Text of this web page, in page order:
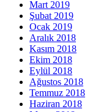
Mart 2019
Şubat 2019
Ocak 2019
Aralık 2018
Kasım 2018
Ekim 2018
Eylül 2018
Ağustos 2018
Temmuz 2018
Haziran 2018